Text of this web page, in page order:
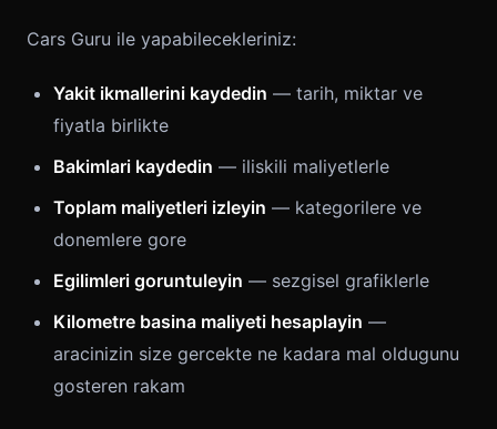
Cars Guru ile yapabilecekleriniz:
Yakit ikmallerini kaydedin — tarih, miktar ve
fiyatla birlikte
Bakimlari kaydedin — iliskili maliyetlerle
Toplam maliyetleri izleyin — kategorilere ve
donemlere gore
Egilimleri goruntuleyin — sezgisel grafiklerle
Kilometre basina maliyeti hesaplayin —
aracinizin size gercekte ne kadara mal oldugunu
gosteren rakam